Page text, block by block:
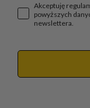
Akceptuję
powyższych
newslettera.